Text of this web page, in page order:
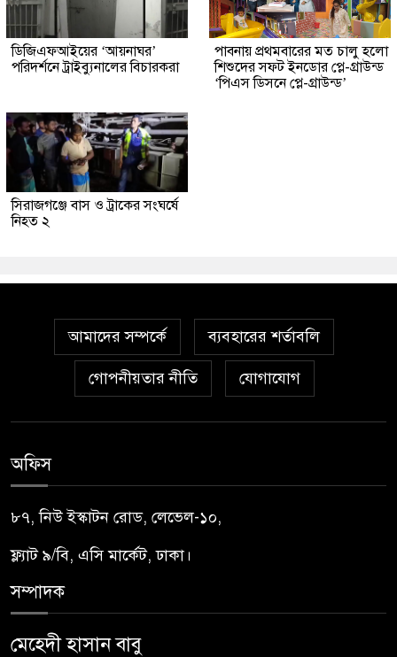
ডিজিএফআইয়ের ‘আয়নাঘর’
পরিদর্শনে ট্রাইব্যুনালের বিচারকরা
পাবনায় প্রথমবারের মত চালু হলো
শিশুদের সফট ইনডোর প্লে-গ্রাউন্ড
‘পিএস ডিসনে প্লে-গ্রাউন্ড’
সিরাজগঞ্জে বাস ও ট্রাকের সংঘর্ষে
নিহত ২
আমাদের সম্পর্কে ব্যবহারের শর্তাবলি
গোপনীয়তার নীতি যোগাযোগ
অফিস
৮৭, নিউ ইস্কাটন রোড, লেভেল-১০,
ফ্ল্যাট ৯/বি, এসি মার্কেট, ঢাকা।
সম্পাদক
মেহেদী হাসান বাবু